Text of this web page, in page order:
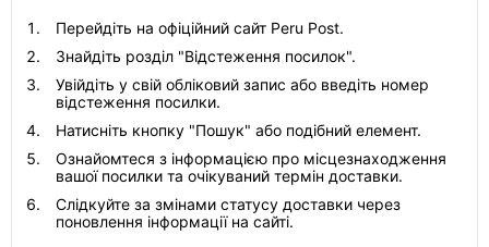
Перейдіть на офіційний сайт Peru Post.
Знайдіть розділ "Відстеження посилок".
Увійдіть у свій обліковий запис або введіть номер
відстеження посилки.
Натисніть кнопку "Пошук" або подібний елемент.
Ознайомтеся з інформацією про місцезнаходження
вашої посилки та очікуваний термін доставки.
Слідкуйте за змінами статусу доставки через
поновлення інформації на сайті.